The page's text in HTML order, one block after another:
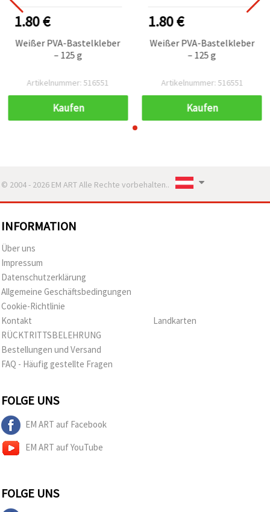
1.80 €
Weißer PVA-Bastelkleber
– 125 g
Artikelnummer: 516551
Kaufen
1.80 €
Weißer PVA-Bastelkleber
– 125 g
Artikelnummer: 516551
Kaufen
© 2004 - 2026 EM ART Alle Rechte vorbehalten..
INFORMATION
Über uns
Impressum
Datenschutzerklärung
Allgemeine Geschäftsbedingungen
Cookie-Richtlinie
Kontakt
RÜCKTRITTSBELEHRUNG
Bestellungen und Versand
FAQ - Häufig gestellte Fragen
Landkarten
FOLGE UNS
EM ART auf Facebook
EM ART auf YouTube
FOLGE UNS